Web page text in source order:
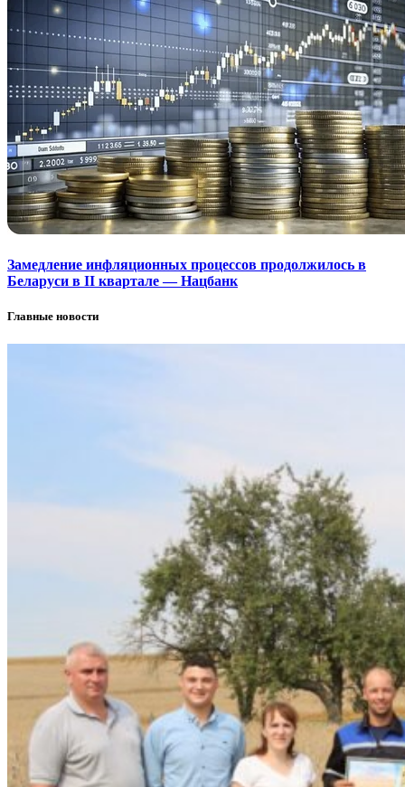
Замедление инфляционных процессов продолжилось в
Беларуси в II квартале — Нацбанк
Главные новости